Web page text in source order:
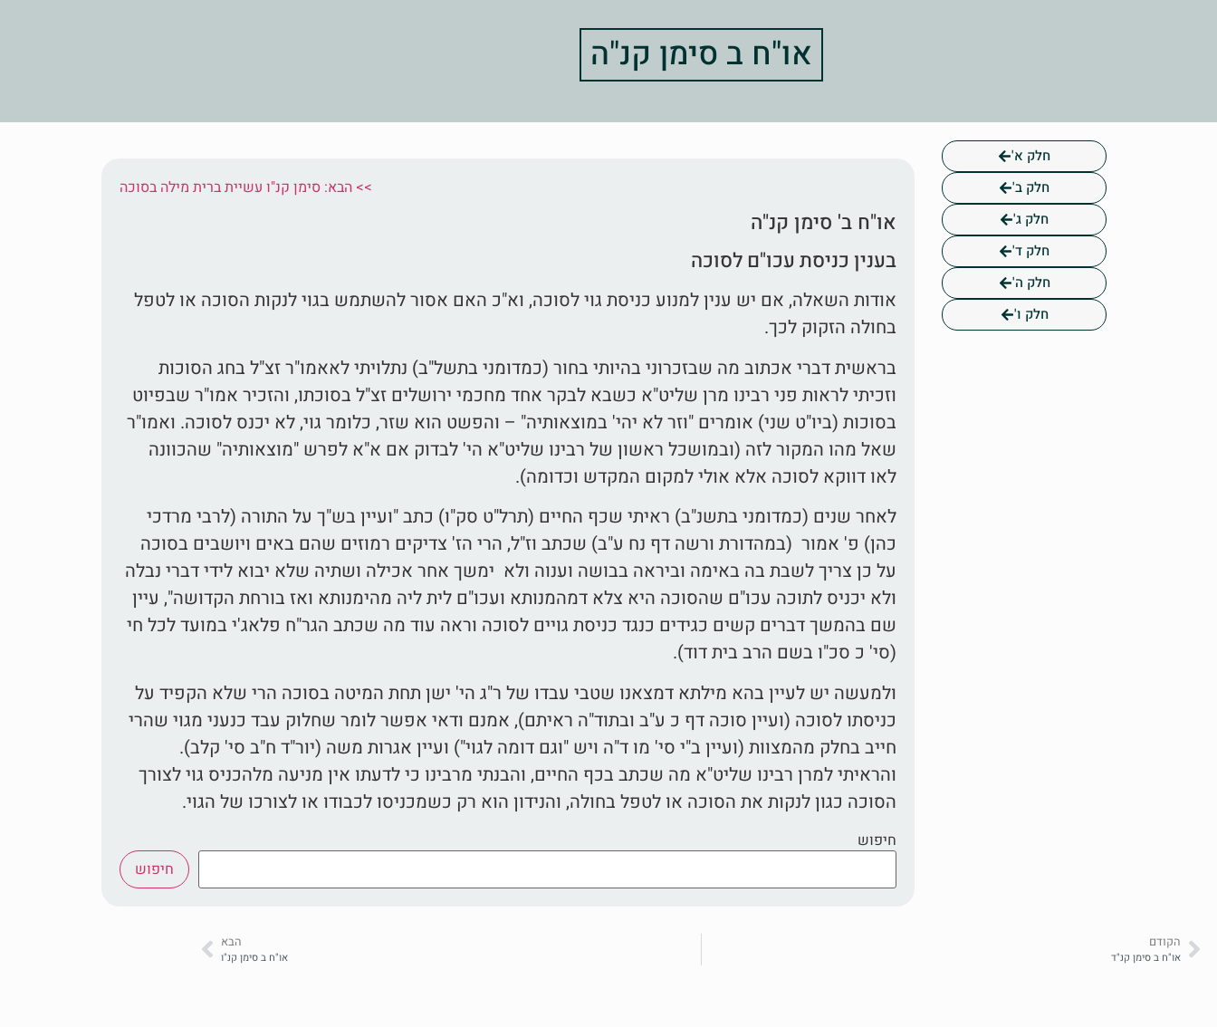
או"ח ב סימן קנ"ה
חלק א'
חלק ב'
חלק ג'
חלק ד'
חלק ה'
חלק ו'
הבא: סימן קנ"ו עשיית ברית מילה בסוכה <<
או"ח ב' סימן קנ"ה
בענין כניסת עכו"ם לסוכה
אודות השאלה, אם יש ענין למנוע כניסת גוי לסוכה, וא"כ האם אסור להשתמש בגוי לנקות הסוכה או לטפל
בחולה הזקוק לכך.
בראשית דברי אכתוב מה שבזכרוני בהיותי בחור (כמדומני בתשל"ב) נתלויתי לאאמו"ר זצ"ל בחג הסוכות
וזכיתי לראות פני רבינו מרן שליט"א כשבא לבקר אחד מחכמי ירושלים זצ"ל בסוכתו, והזכיר אמו"ר שבפיוט
בסוכות (ביו"ט שני) אומרים "וזר לא יהי' במוצאותיה" – והפשט הוא שזר, כלומר גוי, לא יכנס לסוכה. ואמו"ר
שאל מהו המקור לזה (ובמושכל ראשון של רבינו שליט"א הי' לבדוק אם א"א לפרש "מוצאותיה" שהכוונה
לאו דווקא לסוכה אלא אולי למקום המקדש וכדומה).
לאחר שנים (כמדומני בתשנ"ב) ראיתי שכף החיים (תרל"ט סק"ו) כתב "ועיין בש"ך על התורה (לרבי מרדכי
כהן) פ' אמור (במהדורת ורשה דף נח ע"ב) שכתב וז"ל, הרי הז' צדיקים רמוזים שהם באים ויושבים בסוכה
על כן צריך לשבת בה באימה וביראה בבושה וענוה ולא ימשך אחר אכילה ושתיה שלא יבוא לידי דברי נבלה
ולא יכניס לתוכה עכו"ם שהסוכה היא צלא דמהמנותא ועכו"ם לית ליה מהימנותא ואז בורחת הקדושה", עיין
שם בהמשך דברים קשים כגידים כנגד כניסת גויים לסוכה וראה עוד מה שכתב הגר"ח פלאג'י במועד לכל חי
(סי' כ סכ"ו בשם הרב בית דוד).
ולמעשה יש לעיין בהא מילתא דמצאנו שטבי עבדו של ר"ג הי' ישן תחת המיטה בסוכה הרי שלא הקפיד על
כניסתו לסוכה (ועיין סוכה דף כ ע"ב ובתוד"ה ראיתם), אמנם ודאי אפשר לומר שחלוק עבד כנעני מגוי שהרי
חייב בחלק מהמצוות (ועיין ב"י סי' מו ד"ה ויש "וגם דומה לגוי") ועיין אגרות משה (יור"ד ח"ב סי' קלב).
והראיתי למרן רבינו שליט"א מה שכתב בכף החיים, והבנתי מרבינו כי לדעתו אין מניעה מלהכניס גוי לצורך
הסוכה כגון לנקות את הסוכה או לטפל בחולה, והנידון הוא רק כשמכניסו לכבודו או לצורכו של הגוי.
חיפוש
חיפוש
הקודם
או"ח ב סימן קנ"ד
הבא
או"ח ב סימן קנ"ו